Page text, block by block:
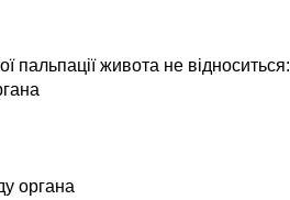
пальпації живота не відноситься:
органа